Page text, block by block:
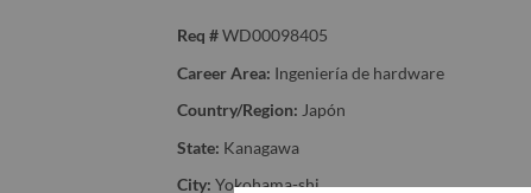
Req # WD00098405
Career Area: Ingeniería de hardware
Country/Region: Japón
State: Kanagawa
City: Yokohama-shi